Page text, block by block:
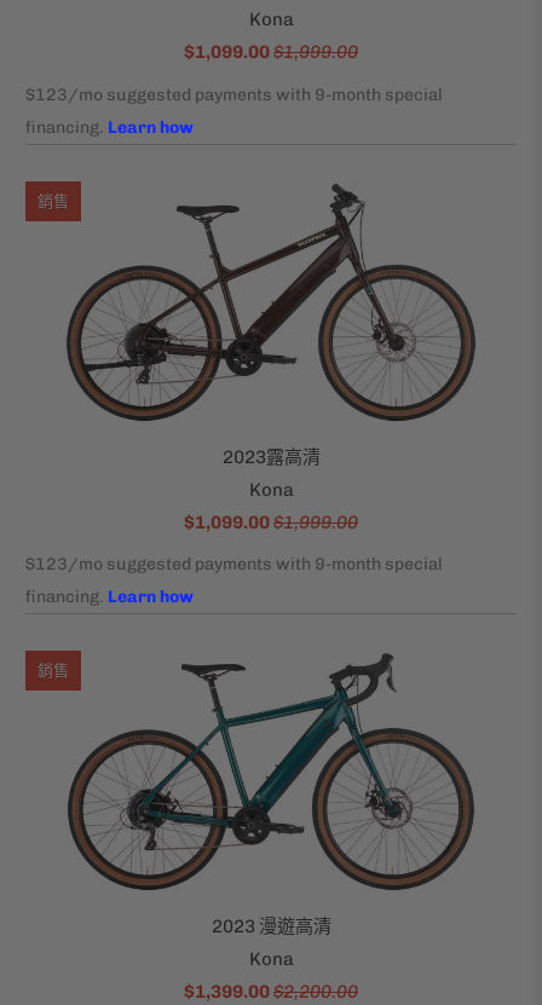
Kona
$1,099.00$1,999.00
2023露高清
Kona
$1,099.00$1,999.00
銷售
2023 漫遊高清
Kona
$1,399.00$2,200.00
銷售